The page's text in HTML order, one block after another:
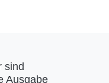
sind
Ausgabe